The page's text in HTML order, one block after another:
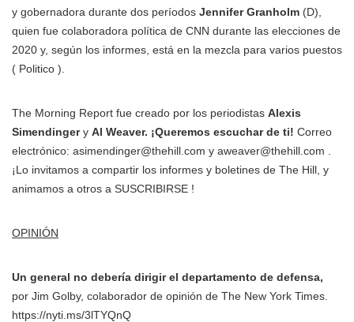
y gobernadora durante dos períodos Jennifer Granholm (D),
quien fue colaboradora política de CNN durante las elecciones de
2020 y, según los informes, está en la mezcla para varios puestos
( Politico ).
The Morning Report fue creado por los periodistas Alexis
Simendingery Al Weaver. ¡Queremos escuchar de ti! Correo
electrónico: asimendinger@thehill.com y aweaver@thehill.com .
¡Lo invitamos a compartir los informes y boletines de The Hill, y
animamos a otros a SUSCRIBIRSE !
OPINIÓN
Un general no debería dirigir el departamento de defensa,
por Jim Golby, colaborador de opinión de The New York Times.
https://nyti.ms/3lTYQnQ